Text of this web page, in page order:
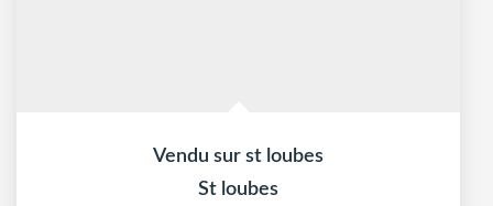
Vendu sur st loubes
St loubes